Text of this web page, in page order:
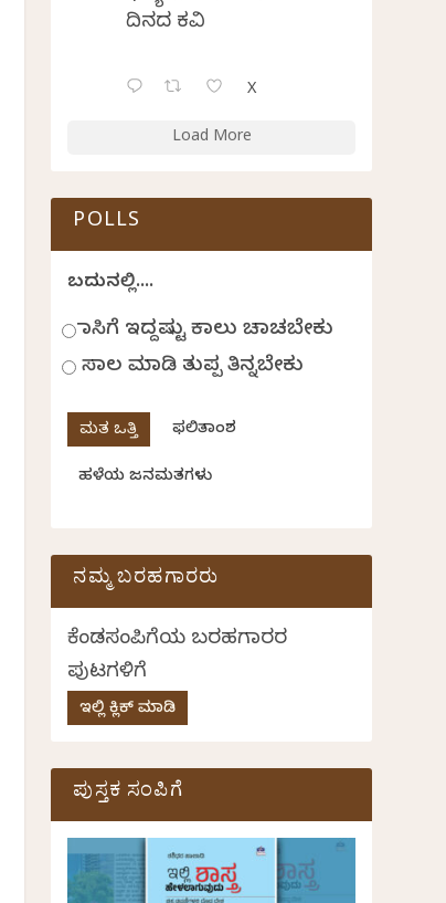
ದಿನದ ಕವಿತೆ
X
Load More
POLLS
ಬದುಕಿನಲ್ಲಿ....
ಹಾಸಿಗೆ ಇದ್ದಷ್ಟು ಕಾಲು ಚಾಚಬೇಕು
ಸಾಲ ಮಾಡಿ ತುಪ್ಪ ತಿನ್ನಬೇಕು
ಫಲಿತಾಂಶ
ಹಳೆಯ ಜನಮತಗಳು
ನಮ್ಮ ಬರಹಗಾರರು
ಕೆಂಡಸಂಪಿಗೆಯ ಬರಹಗಾರರ
ಪುಟಗಳಿಗೆ
ಇಲ್ಲಿ ಕ್ಲಿಕ್ ಮಾಡಿ
ಪುಸ್ತಕ ಸಂಪಿಗೆ